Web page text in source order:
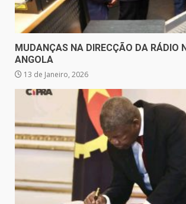
MUDANÇAS NA DIRECÇÃO DA RÁDIO
ANGOLA
13 de Janeiro, 2026